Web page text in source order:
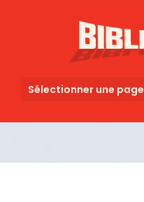
Sélectionner une page